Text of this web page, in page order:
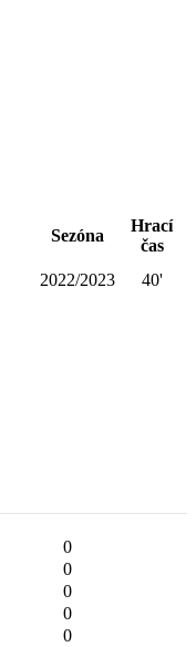
Sezóna
Hrací
čas
2022/2023 40'
0
0
0
0
0